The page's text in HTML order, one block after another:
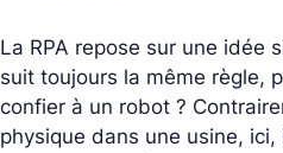
La RPA repose sur une idée
suit toujours la même règle,
confier à un robot ?
physique dans une usine, ici,